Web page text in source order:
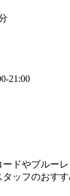
21:00
ドやブルー
ッフのおす